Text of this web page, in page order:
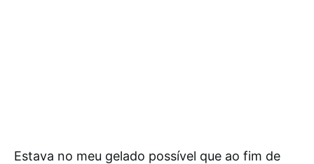
Estava no meu gelado possível que ao fim de